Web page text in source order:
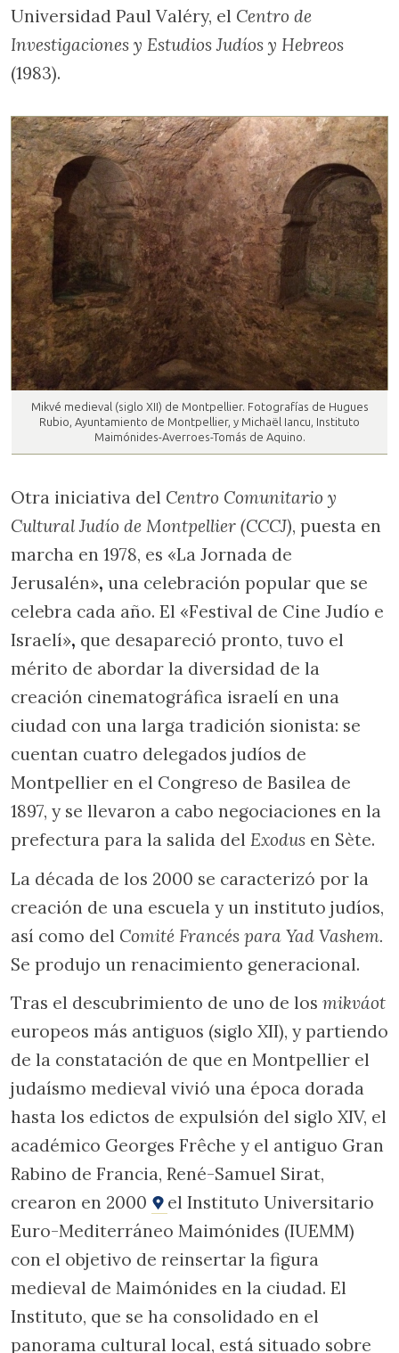
Universidad Paul Valéry, el Centro de
Investigaciones y Estudios Judíos y Hebreos
(1983).
Mikvé medieval (siglo XII) de Montpellier. Fotografías de Hugues
Rubio, Ayuntamiento de Montpellier, y Michaël Iancu, Instituto
Maimónides-Averroes-Tomás de Aquino.
Otra iniciativa del Centro Comunitario y
Cultural Judío de Montpellier (CCCJ), puesta en
marcha en 1978, es «La Jornada de
Jerusalén», una celebración popular que se
celebra cada año. El «Festival de Cine Judío e
Israelí», que desapareció pronto, tuvo el
mérito de abordar la diversidad de la
creación cinematográfica israelí en una
ciudad con una larga tradición sionista: se
cuentan cuatro delegados judíos de
Montpellier en el Congreso de Basilea de
1897, y se llevaron a cabo negociaciones en la
prefectura para la salida del Exodus en Sète.
La década de los 2000 se caracterizó por la
creación de una escuela y un instituto judíos,
así como del Comité Francés para Yad Vashem.
Se produjo un renacimiento generacional.
Tras el descubrimiento de uno de los mikváot
europeos más antiguos (siglo XII), y partiendo
de la constatación de que en Montpellier el
judaísmo medieval vivió una época dorada
hasta los edictos de expulsión del siglo XIV, el
académico Georges Frêche y el antiguo Gran
Rabino de Francia, René-Samuel Sirat,
crearon en 2000
el Instituto Universitario
Euro-Mediterráneo Maimónides (IUEMM)
con el objetivo de reinsertar la figura
medieval de Maimónides en la ciudad. El
Instituto, que se ha consolidado en el
panorama cultural local, está situado sobre